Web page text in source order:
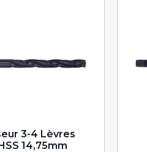
3-4 Lèvres
14,75mm